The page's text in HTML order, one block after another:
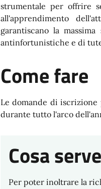
strumentale per offrire
all'apprendimento
garantiscano la
antinfortunistiche e di
Come fare
Le domande di iscrizione
durante tutto l'arco
Cosa serve
Per poter inoltrare la